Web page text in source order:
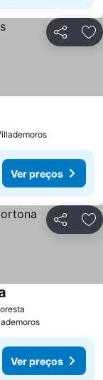
Partilhar
Ver preços
Partilhar
Ver preços